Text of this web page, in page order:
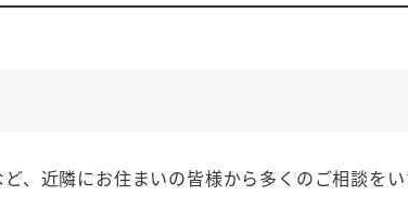
近隣にお住まいの皆様から多くのご相談をい